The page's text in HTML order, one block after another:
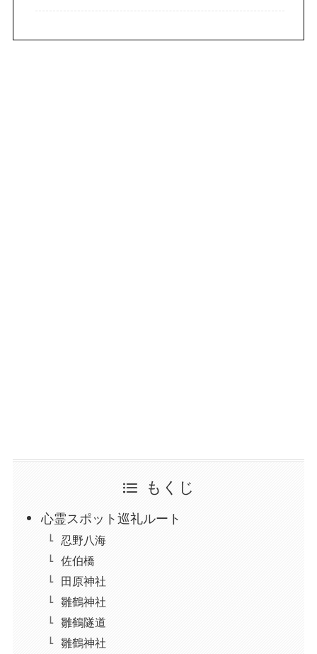
もくじ
心霊スポット巡礼ルート
忍野八海
佐伯橋
田原神社
雛鶴神社
雛鶴隧道
雛鶴神社